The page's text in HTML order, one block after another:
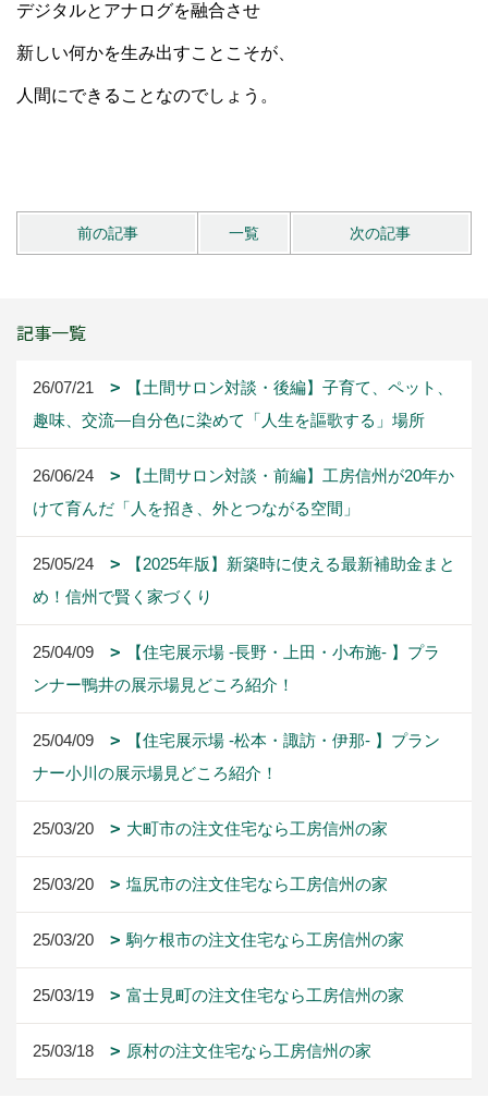
デジタルとアナログを融合させ
新しい何かを生み出すことこそが、
人間にできることなのでしょう。
前の記事 一覧 次の記事
記事一覧
26/07/21
【土間サロン対談・後編】子育て、ペット、
趣味、交流―自分色に染めて「人生を謳歌する」場所
26/06/24
【土間サロン対談・前編】工房信州が20年か
けて育んだ「人を招き、外とつながる空間」
25/05/24
【2025年版】新築時に使える最新補助金まと
め！信州で賢く家づくり
25/04/09
【住宅展示場 -長野・上田・小布施- 】プラ
ンナー鴨井の展示場見どころ紹介！
25/04/09
【住宅展示場 -松本・諏訪・伊那- 】プラン
ナー小川の展示場見どころ紹介！
25/03/20 大町市の注文住宅なら工房信州の家
25/03/20 塩尻市の注文住宅なら工房信州の家
25/03/20 駒ケ根市の注文住宅なら工房信州の家
25/03/19 富士見町の注文住宅なら工房信州の家
25/03/18 原村の注文住宅なら工房信州の家